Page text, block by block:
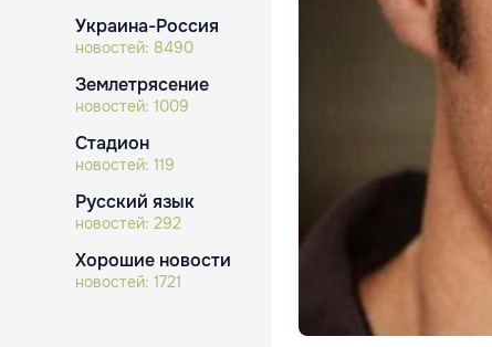
Украина-Россия
новостей: 8490
Землетрясение
новостей: 1009
Стадион
новостей: 119
Русский язык
новостей: 292
Хорошие новости
новостей: 1721